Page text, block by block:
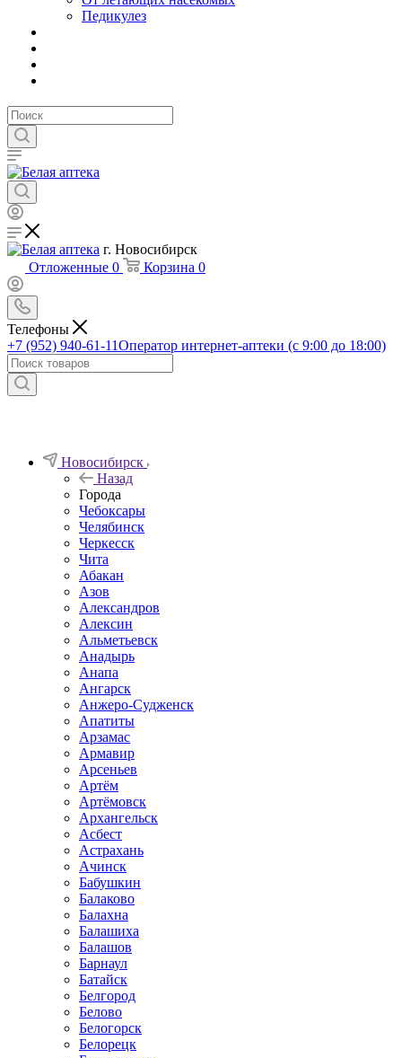
Педикулез
г. Новосибирск
Отложенные 0 Корзина 0
Телефоны
+7 (952) 940-61-11Оператор интернет-аптеки (с 9:00 до 18:00)
Новосибирск
Назад
Города
Чебоксары
Челябинск
Черкесск
Чита
Абакан
Азов
Александров
Алексин
Альметьевск
Анадырь
Анапа
Ангарск
Анжеро-Судженск
Апатиты
Арзамас
Армавир
Арсеньев
Артём
Артёмовск
Архангельск
Асбест
Астрахань
Ачинск
Бабушкин
Балаково
Балахна
Балашиха
Балашов
Барнаул
Батайск
Белгород
Белово
Белогорск
Белорецк